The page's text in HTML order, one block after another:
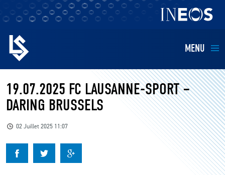
MENU
EQUIPES
BILLETTERIE
KIDS
19.07.2025 FC LAUSANNE-SPORT –
DARING BRUSSELS
02 Juillet 2025 11:07